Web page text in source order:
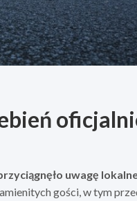
uwagę
gości, w tym